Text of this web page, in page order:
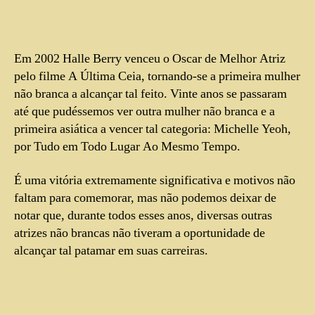
Em 2002 Halle Berry venceu o Oscar de Melhor Atriz
pelo filme A Última Ceia, tornando-se a primeira mulher
não branca a alcançar tal feito. Vinte anos se passaram
até que pudéssemos ver outra mulher não branca e a
primeira asiática a vencer tal categoria: Michelle Yeoh,
por Tudo em Todo Lugar Ao Mesmo Tempo.
É uma vitória extremamente significativa e motivos não
faltam para comemorar, mas não podemos deixar de
notar que, durante todos esses anos, diversas outras
atrizes não brancas não tiveram a oportunidade de
alcançar tal patamar em suas carreiras.